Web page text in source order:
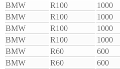
BMW
R100 1000
BMW
R100 1000
BMW
R100 1000
BMW
R100 1000
BMW
R60 600
BMW
R60 600